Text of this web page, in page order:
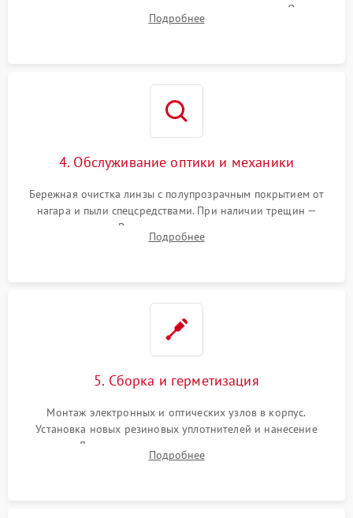
светодиода или микросхемы управления яркостью. Очистка
платы от коррозии и нанесение защитного лака для
Подробнее
4. Обслуживание оптики и механики
Бережная очистка линзы с полупрозрачным покрытием от
нагара и пыли спецсредствами. При наличии трещин —
замена стекла. Восстановление или замена пружин и
резьбовых элементов в механизме ввода поправок для
Подробнее
5. Сборка и герметизация
Монтаж электронных и оптических узлов в корпус.
Установка новых резиновых уплотнителей и нанесение
герметика. Для закрытых коллиматоров — вакуумирование и
заполнение инертным газом для исключения запотевания
Подробнее